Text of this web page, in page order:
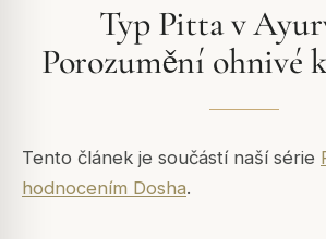
Typ Pitta v
Porozumění ohnivé
Tento článek je součástí naší série
hodnocením Dosha.